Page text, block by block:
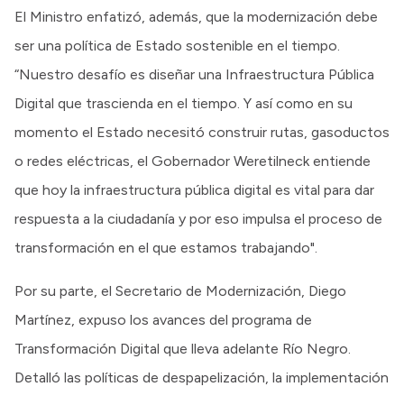
El Ministro enfatizó, además, que la modernización debe
ser una política de Estado sostenible en el tiempo.
“Nuestro desafío es diseñar una Infraestructura Pública
Digital que trascienda en el tiempo. Y así como en su
momento el Estado necesitó construir rutas, gasoductos
o redes eléctricas, el Gobernador Weretilneck entiende
que hoy la infraestructura pública digital es vital para dar
respuesta a la ciudadanía y por eso impulsa el proceso de
transformación en el que estamos trabajando".
Por su parte, el Secretario de Modernización, Diego
Martínez, expuso los avances del programa de
Transformación Digital que lleva adelante Río Negro.
Detalló las políticas de despapelización, la implementación